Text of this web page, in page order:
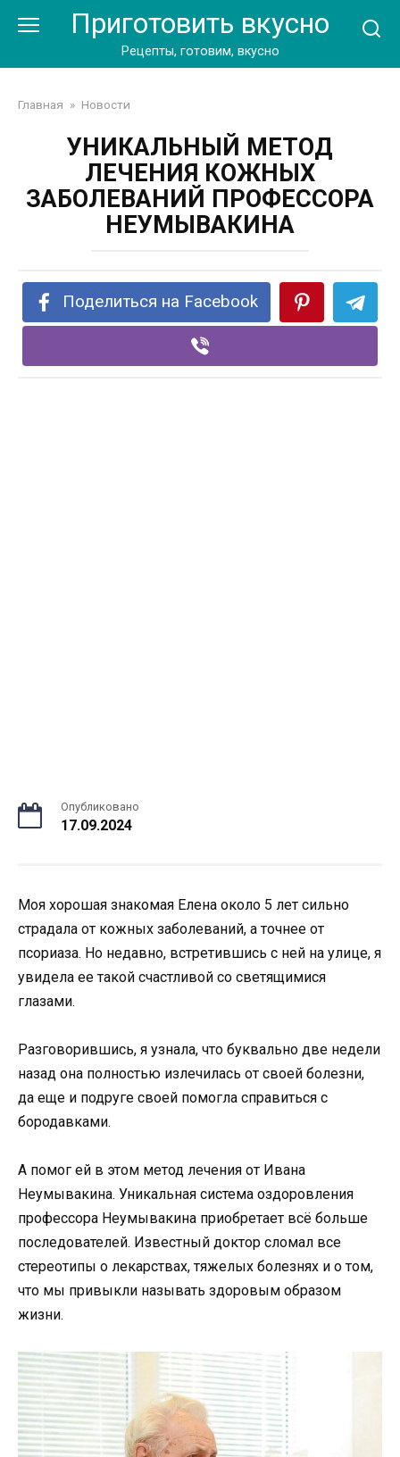
Приготовить вкусно
Рецепты, готовим, вкусно
Главная » Новости
УНИКАЛЬНЫЙ МЕТОД
ЛЕЧЕНИЯ КОЖНЫХ
ЗАБОЛЕВАНИЙ ПРОФЕССОРА
НЕУМЫВАКИНА
Поделиться на Facebook
Опубликовано
17.09.2024
Моя хорошая знакомая Елена около 5 лет сильно
страдала от кожных заболеваний, а точнее от
псориаза. Но недавно, встретившись с ней на улице, я
увидела ее такой счастливой со светящимися
глазами.
Разговорившись, я узнала, что буквально две недели
назад она полностью излечилась от своей болезни,
да еще и подруге своей помогла справиться с
бородавками.
А помог ей в этом метод лечения от Ивана
Неумывакина. Уникальная система оздоровления
профессора Неумывакина приобретает всё больше
последователей. Известный доктор сломал все
стереотипы о лекарствах, тяжелых болезнях и о том,
что мы привыкли называть здоровым образом
жизни.